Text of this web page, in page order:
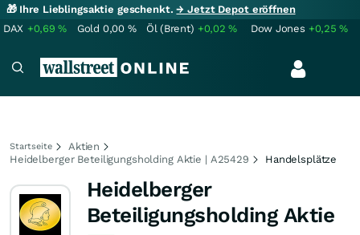
🎁 Ihre Lieblingsaktie geschenkt.→ Jetzt Depot eröffnen
DAX +0,69% Gold 0,00 % Öl (Brent) +0,02% Dow Jones +0,25%
Startseite
Aktien
Heidelberger Beteiligungsholding Aktie | A25429
Handelsplätze
Heidelberger
Beteiligungsholding Aktie